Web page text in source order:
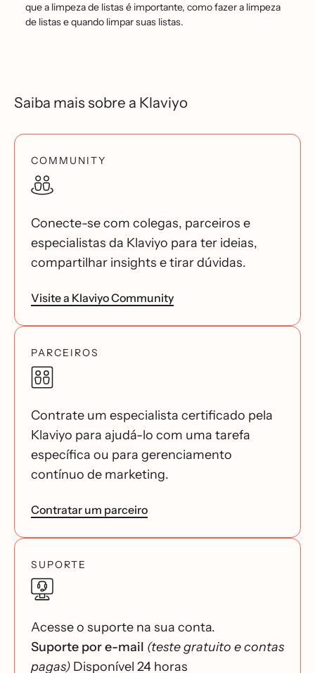
que a limpeza de listas é importante, como fazer a limpeza
de listas e quando limpar suas listas.
Saiba mais sobre a Klaviyo
COMMUNITY
Conecte-se com colegas, parceiros e
especialistas da Klaviyo para ter ideias,
compartilhar insights e tirar dúvidas.
Visite a Klaviyo Community
PARCEIROS
Contrate um especialista certificado pela
Klaviyo para ajudá-lo com uma tarefa
específica ou para gerenciamento
contínuo de marketing.
Contratar um parceiro
SUPORTE
Acesse o suporte na sua conta.
Suporte por e-mail (teste gratuito e contas
pagas) Disponível 24 horas